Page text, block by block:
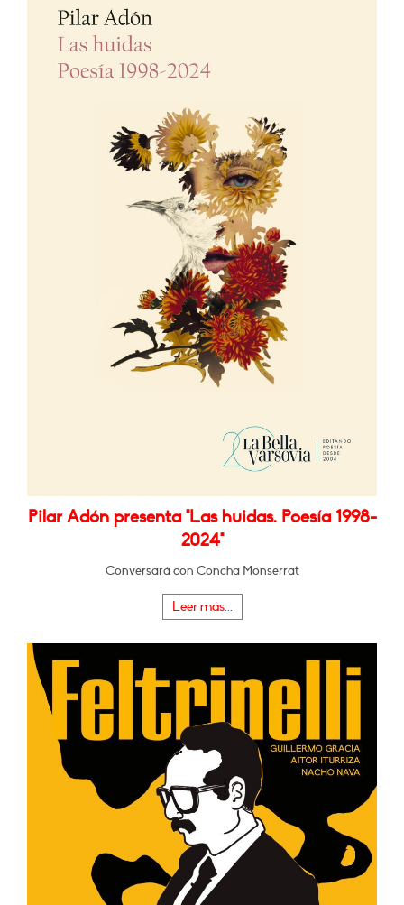
Pilar Adón presenta "Las huidas. Poesía 1998-
2024"
Conversará con Concha Monserrat
Leer más...